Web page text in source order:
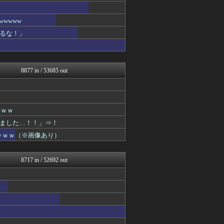
な！」
8877 in / 53685 out
ｗ
した…！！」⇒！
ｗ（※画像あり）
8717 in / 52692 out